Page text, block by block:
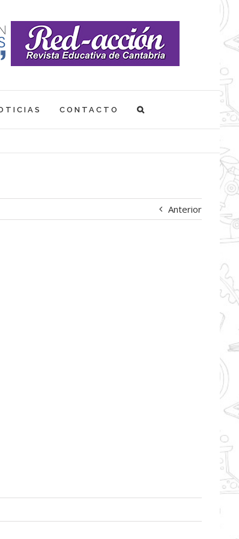
CONTACTO
Anterior